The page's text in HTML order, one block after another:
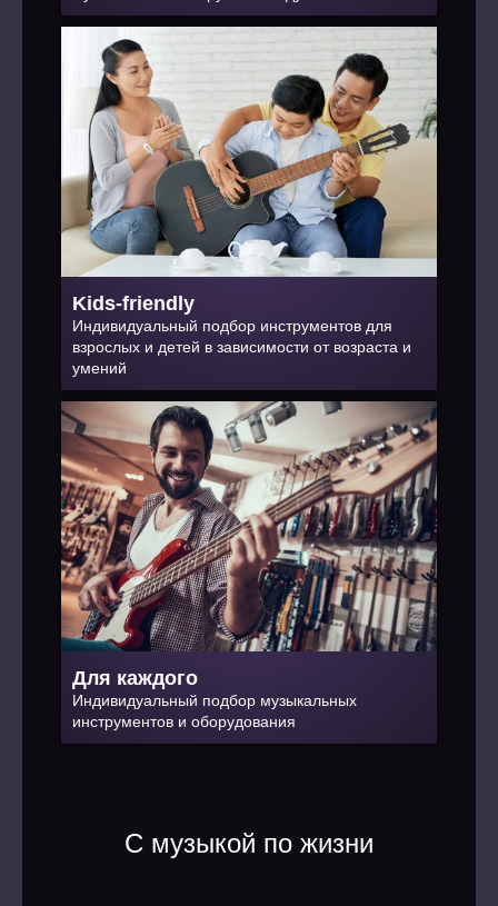
Kids-friendly
Индивидуальный подбор инструментов для
взрослых и детей в зависимости от возраста и
умений
Для каждого
Индивидуальный подбор музыкальных
инструментов и оборудования
С музыкой по жизни